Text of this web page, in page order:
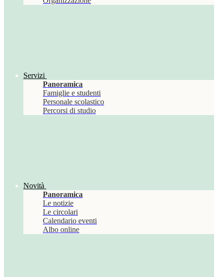
Servizi
Panoramica
Famiglie e studenti
Personale scolastico
Percorsi di studio
Novità
Panoramica
Le notizie
Le circolari
Calendario eventi
Albo online